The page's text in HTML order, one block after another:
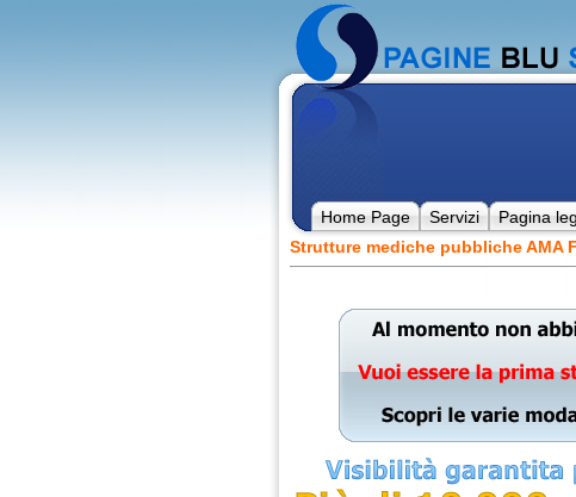
Home Page Servizi Pagina
Strutture mediche pubbliche AMA